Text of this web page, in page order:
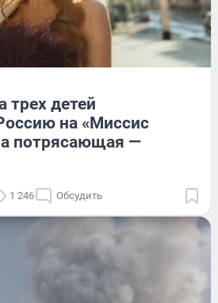
трех детей
на «Миссис
потрясающая —
1 246 Обсудить